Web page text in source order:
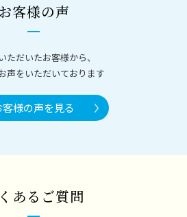
客様の声
ただいたお客様から、
声をいただいております
客様の声を見る
あるご質問